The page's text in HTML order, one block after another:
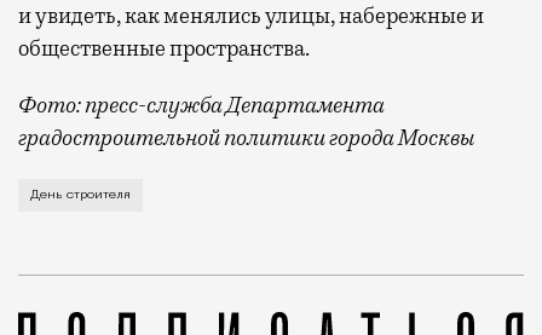
и увидеть, как менялись улицы, набережные и
общественные пространства.
Фото: пресс-служба Департамента
градостроительной политики города Москвы
В этом году профессиональный праздник День
День строителя